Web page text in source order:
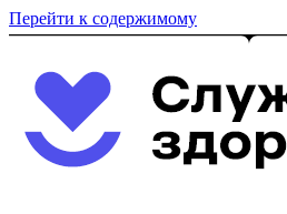
Перейти к содержимому